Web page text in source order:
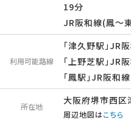
19分
JR阪和線(鳳～
利用可能路線
「津久野駅」JR
「上野芝駅」JR
「鳳駅」JR阪和
所在地
大阪府堺市西
周辺地図はこちら